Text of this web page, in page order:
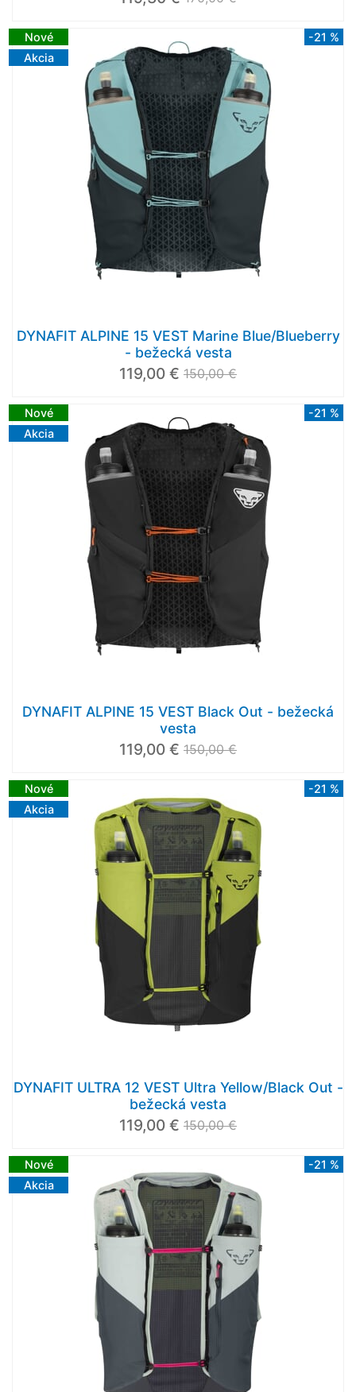
Nové
Akcia
-21 %
DYNAFIT ALPINE 15 VEST Marine Blue/Blueberry
- bežecká vesta
119,00 € 150,00 €
Nové
Akcia
-21 %
DYNAFIT ALPINE 15 VEST Black Out - bežecká
vesta
119,00 € 150,00 €
Nové
Akcia
-21 %
DYNAFIT ULTRA 12 VEST Ultra Yellow/Black Out -
bežecká vesta
119,00 € 150,00 €
Nové
Akcia
-21 %